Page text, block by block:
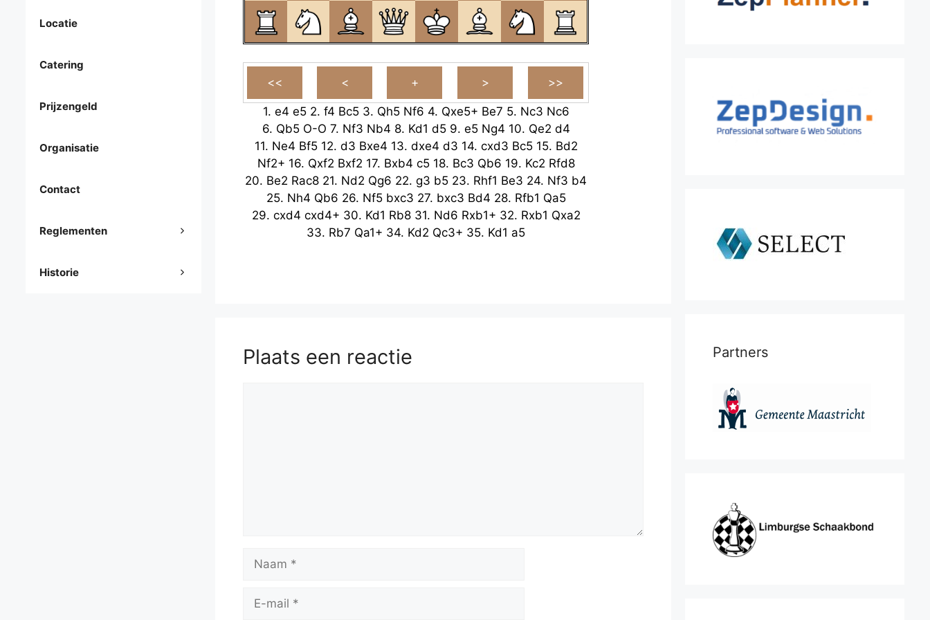
1. e4 e5 2. f4 Bc5 3. Qh5 Nf6 4. Qxe5+ Be7 5. Nc3 Nc6
6. Qb5 O-O 7. Nf3 Nb4 8. Kd1 d5 9. e5 Ng4 10. Qe2 d4
11. Ne4 Bf5 12. d3 Bxe4 13. dxe4 d3 14. cxd3 Bc5 15. Bd2
Nf2+ 16. Qxf2 Bxf2 17. Bxb4 c5 18. Bc3 Qb6 19. Kc2 Rfd8
20. Be2 Rac8 21. Nd2 Qg6 22. g3 b5 23. Rhf1 Be3 24. Nf3 b4
25. Nh4 Qb6 26. Nf5 bxc3 27. bxc3 Bd4 28. Rfb1 Qa5
29. cxd4 cxd4+ 30. Kd1 Rb8 31. Nd6 Rxb1+ 32. Rxb1 Qxa2
33. Rb7 Qa1+ 34. Kd2 Qc3+ 35. Kd1 a5
Plaats een reactie
mail
Locatie
Catering
Prijzengeld
Organisatie
Contact
Reglementen
Historie
Partners